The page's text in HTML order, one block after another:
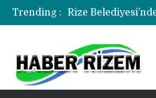
Trending :
Rize
Rize’de